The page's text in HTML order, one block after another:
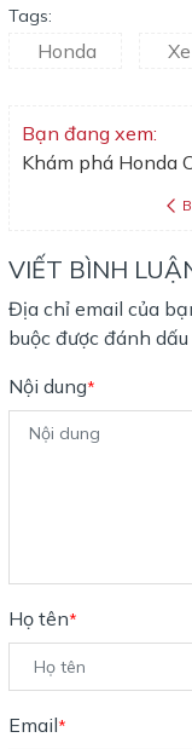
Tags:
Honda
Bạn đang xem:
VIẾT BÌNH
Địa chỉ email của
buộc được đánh dấu
Nội dung*
Họ tên*
Email*